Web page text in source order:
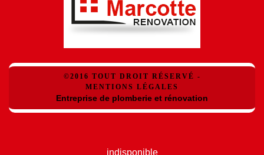
©2016 TOUT DROIT RÉSERVÉ -
MENTIONS LÉGALES
Entreprise de plomberie et rénovation
indisponible